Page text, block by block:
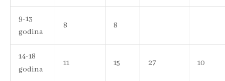
9-13
godina
8 8
14-18
godina
11 15 27 10